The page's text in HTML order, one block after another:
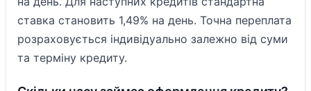
ставка становить 1,49% на день. Точна переплата
розраховується індивідуально залежно від суми
та терміну кредиту.